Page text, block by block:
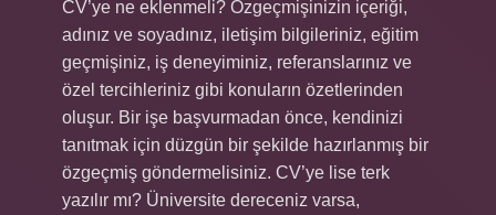
CV’ye ne eklenmeli? Özgeçmişinizin içeriği,
adınız ve soyadınız, iletişim bilgileriniz, eğitim
geçmişiniz, iş deneyiminiz, referanslarınız ve
özel tercihleriniz gibi konuların özetlerinden
oluşur. Bir işe başvurmadan önce, kendinizi
tanıtmak için düzgün bir şekilde hazırlanmış bir
özgeçmiş göndermelisiniz. CV’ye lise terk
yazılır mı? Üniversite dereceniz varsa,